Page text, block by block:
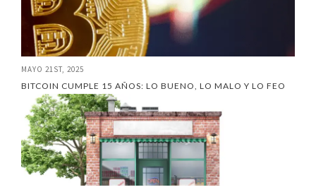
MAYO 21ST, 2025
BITCOIN CUMPLE 15 AÑOS: LO BUENO, LO MALO Y LO FEO